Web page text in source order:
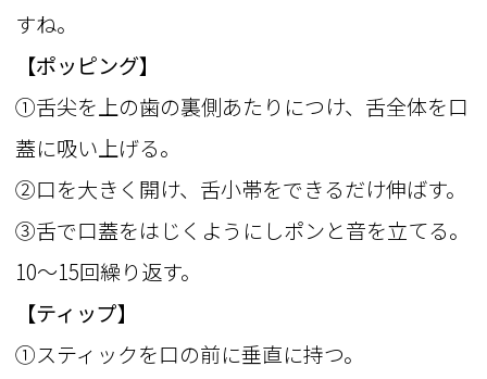
すね。
【ポッピング】
①舌尖を上の歯の裏側あたりにつけ、舌全体を口
蓋に吸い上げる。
②口を大きく開け、舌小帯をできるだけ伸ばす。
③舌で口蓋をはじくようにしポンと音を立てる。
10～15回繰り返す。
【ティップ】
①スティックを口の前に垂直に持つ。